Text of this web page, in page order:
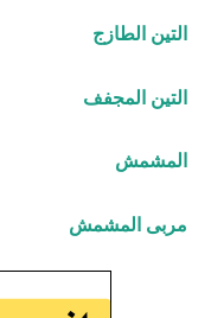
التين الطازج
التين المجفف
المشمش
مربى المشمش